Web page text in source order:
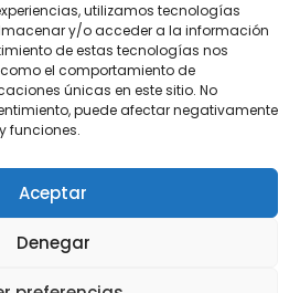
utilizamos tecnologías
y/o acceder a la información
de estas tecnologías nos
el comportamiento de
únicas en este sitio. No
puede afectar negativamente
funciones.
Aceptar
Denegar